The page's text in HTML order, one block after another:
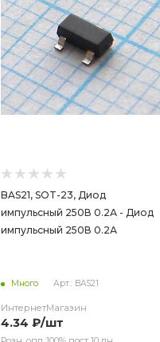
BAS21, SOT-23, Диод
импульсный 250В 0.2А - Диод
импульсный 250В 0.2А
Много Арт.: BAS21
ИнтернетМагазин
4.34 ₽/шт